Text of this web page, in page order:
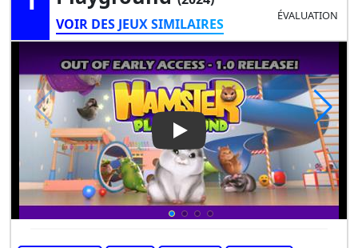
VOIR DES JEUX SIMILAIRES
ÉVALUATION
Play Video: Hamster